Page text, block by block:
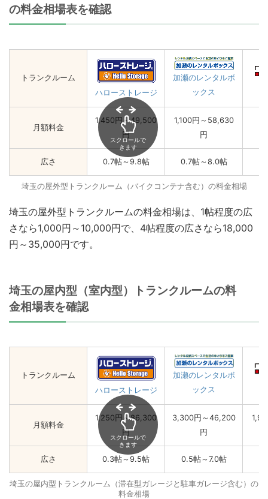
の料金相場表を確認
トランクルーム
ハローストレージ
加瀬のレンタルボ
ックス
月額料金
1,450円～49,500
円
1,100円～58,630
円
広さ 0.7帖～9.8帖 0.7帖～8.0帖
スクロールで
きます
埼玉の屋外型トランクルーム（バイクコンテナ含む）の料金相場
埼玉の屋外型トランクルームの料金相場は、1帖程度の広
さなら1,000円～10,000円で、4帖程度の広さなら18,000
円～35,000円です。
埼玉の屋内型（室内型）トランクルームの料
金相場表を確認
トランクルーム
ハローストレージ
加瀬のレンタルボ
ックス
月額料金
1,250円～86,300
円
3,300円～46,200
円
広さ 0.3帖～9.5帖 0.5帖～7.0帖
スクロールで
きます
埼玉の屋内型トランクルーム（滞在型ガレージと駐車ガレージ含む）の
料金相場